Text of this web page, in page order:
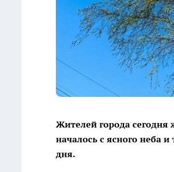
Жителей города
началось с ясного неба
дня.